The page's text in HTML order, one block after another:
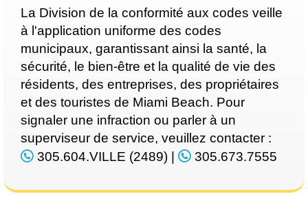
La Division de la conformité aux codes veille
à l'application uniforme des codes
municipaux, garantissant ainsi la santé, la
sécurité, le bien-être et la qualité de vie des
résidents, des entreprises, des propriétaires
et des touristes de Miami Beach. Pour
signaler une infraction ou parler à un
superviseur de service, veuillez contacter :
305.604.VILLE (2489)
305.673.7555